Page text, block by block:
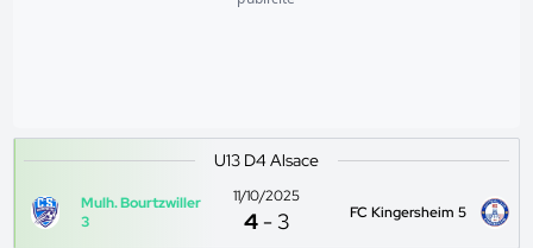
U13 D4 Alsace
Mulh. Bourtzwiller
3
11/10/2025
4 - 3 FC Kingersheim 5